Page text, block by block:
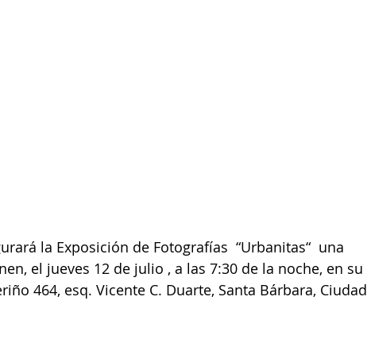
la Exposición de Fotografías  “Urbanitas“  una
el jueves 12 de julio , a las 7:30 de la noche, en su
464, esq. Vicente C. Duarte, Santa Bárbara, Ciudad